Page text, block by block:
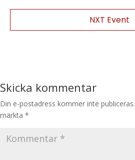
NXT Event
Skicka kommentar
Din e-postadress kommer inte publiceras.
märkta *